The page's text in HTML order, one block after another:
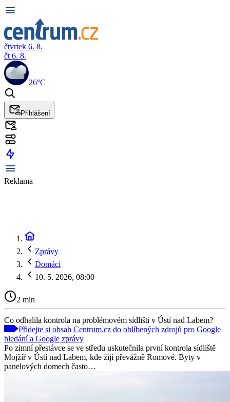
čtvrtek 6. 8.
čt 6. 8.
26°C
Přihlášení
Reklama
Zprávy
Domácí
10. 5. 2026, 08:00
2 min
Co odhalila kontrola na problémovém sídlišti v Ústí nad Labem?
Přidejte si obsah Centrum.cz do oblíbených zdrojů pro Google
hledání a Google zprávy
Po zimní přestávce se ve středu uskutečnila první kontrola sídliště
Mojžíř v Ústí nad Labem, kde žijí převážně Romové. Byty v
panelových domech často…